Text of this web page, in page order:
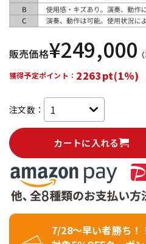
販売価格¥249,000
獲得予定ポイント： 2263pt(1%)
注文数：
カートに入れる
7/28～早い者勝ち！